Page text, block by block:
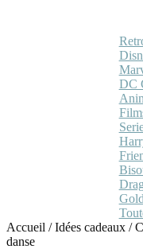
DC
Accueil /Idées cadeaux /
danse